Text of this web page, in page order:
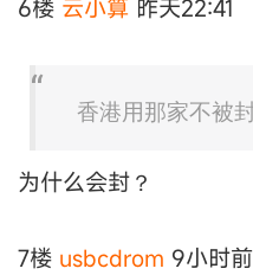
6楼 云小算 昨天22:41
香港用那家不被
为什么会封？
7楼 usbcdrom 9小时前